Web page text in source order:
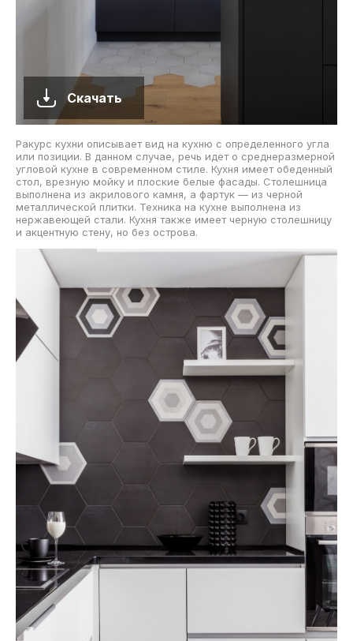
Скачать
Ракурс кухни описывает вид на кухню с определенного угла
или позиции. В данном случае, речь идет о среднеразмерной
угловой кухне в современном стиле. Кухня имеет обеденный
стол, врезную мойку и плоские белые фасады. Столешница
выполнена из акрилового камня, а фартук — из черной
металлической плитки. Техника на кухне выполнена из
нержавеющей стали. Кухня также имеет черную столешницу
и акцентную стену, но без острова.